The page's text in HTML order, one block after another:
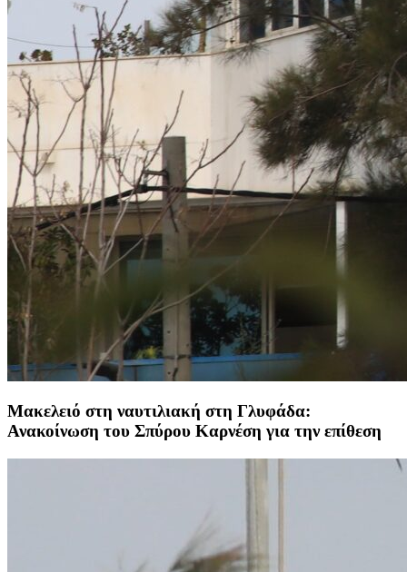
Μακελειό στη ναυτιλιακή στη Γλυφάδα:
Ανακοίνωση του Σπύρου Καρνέση για την επίθεση